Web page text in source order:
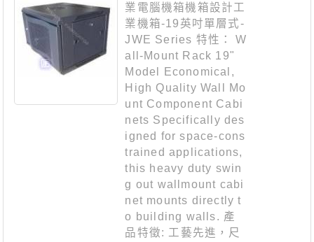
業電腦機箱機箱設計工
業機箱-19英吋單層式-
JWE Series 特性： W
all-Mount Rack 19"
Model Economical,
High Quality Wall Mo
unt Component Cabi
nets Specifically des
igned for space-cons
trained applications,
this heavy duty swin
g out wallmount cabi
net mounts directly t
o building walls. 產
品特徵: 工藝先進，尺